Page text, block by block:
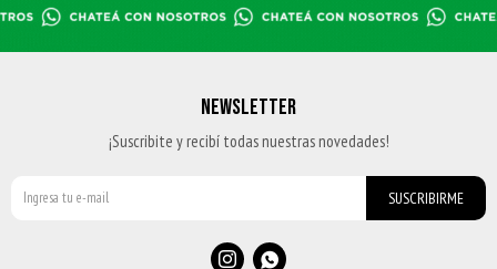
NEWSLETTER
¡Suscribite y recibí todas nuestras novedades!
SUSCRIBIRME
 